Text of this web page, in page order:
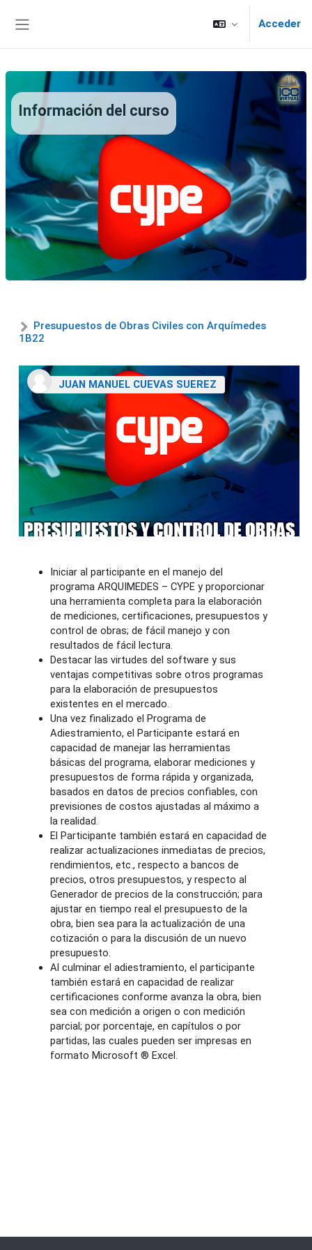
Acceder
Información del curso
Presupuestos de Obras Civiles con Arquímedes
1B22
JUAN MANUEL CUEVAS SUEREZ
Iniciar al participante en el manejo del
programa ARQUIMEDES – CYPE y proporcionar
una herramienta completa para la elaboración
de mediciones, certificaciones, presupuestos y
control de obras; de fácil manejo y con
resultados de fácil lectura.
Destacar las virtudes del software y sus
ventajas competitivas sobre otros programas
para la elaboración de presupuestos
existentes en el mercado.
Una vez finalizado el Programa de
Adiestramiento, el Participante estará en
capacidad de manejar las herramientas
básicas del programa, elaborar mediciones y
presupuestos de forma rápida y organizada,
basados en datos de precios confiables, con
previsiones de costos ajustadas al máximo a
la realidad.
El Participante también estará en capacidad de
realizar actualizaciones inmediatas de precios,
rendimientos, etc., respecto a bancos de
precios, otros presupuestos, y respecto al
Generador de precios de la construcción; para
ajustar en tiempo real el presupuesto de la
obra, bien sea para la actualización de una
cotización o para la discusión de un nuevo
presupuesto.
Al culminar el adiestramiento, el participante
también estará en capacidad de realizar
certificaciones conforme avanza la obra, bien
sea con medición a origen o con medición
parcial; por porcentaje, en capítulos o por
partidas, las cuales pueden ser impresas en
formato Microsoft ® Excel.